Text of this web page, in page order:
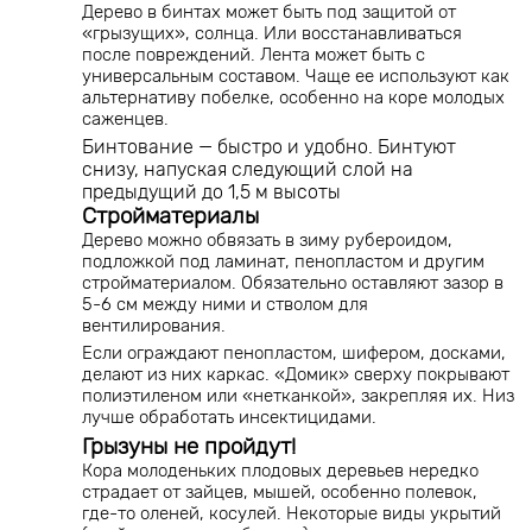
Дерево в бинтах может быть под защитой от
«грызущих», солнца. Или восстанавливаться
после повреждений. Лента может быть с
универсальным составом. Чаще ее используют как
альтернативу побелке, особенно на коре молодых
саженцев.
Бинтование — быстро и удобно. Бинтуют
снизу, напуская следующий слой на
предыдущий до 1,5 м высоты
Стройматериалы
Дерево можно обвязать в зиму рубероидом,
подложкой под ламинат, пенопластом и другим
стройматериалом. Обязательно оставляют зазор в
5-6 см между ними и стволом для
вентилирования.
Если ограждают пенопластом, шифером, досками,
делают из них каркас. «Домик» сверху покрывают
полиэтиленом или «нетканкой», закрепляя их. Низ
лучше обработать инсектицидами.
Грызуны не пройдут!
Кора молоденьких плодовых деревьев нередко
страдает от зайцев, мышей, особенно полевок,
где-то оленей, косулей. Некоторые виды укрытий